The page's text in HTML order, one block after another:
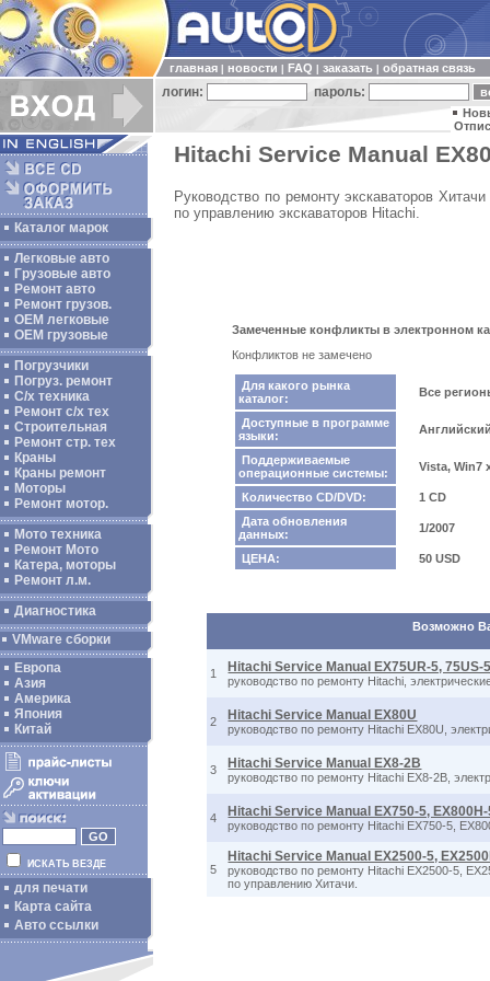
главная новости FAQ заказать обратная связь
логин: пароль:
Каталог марок
Легковые авто
Грузовые авто
Ремонт авто
Ремонт грузов.
ОЕМ легковые
OEM грузовые
Погрузчики
Погруз. ремонт
С/х техника
Ремонт с/х тех
Строительная
Ремонт стр. тех
Краны
Краны ремонт
Моторы
Ремонт мотор.
Мото техника
Ремонт Мото
Катера, моторы
Ремонт л.м.
Диагностика
VMware сборки
Европа
Азия
Америка
Япония
Китай
ИСКАТЬ ВЕЗДЕ
для печати
Карта сайта
Авто ссылки
Hitachi Service Manual
Руководство по ремонту экскаваторов
по управлению экскаваторов Hitachi.
Замеченные конфликты в электронном
Конфликтов не замечено
Для какого рынка
каталог:
Все
Доступные в программе
языки:
Поддерживаемые
операционные системы:
Vista, Win7
Количество CD/DVD:
1 CD
Дата обновления
данных:
1/2007
ЦЕНА: 50 USD
Возможно
1 Hitachi Service Manual EX75UR-5, 75US-
руководство по ремонту Hitachi,
2 Hitachi Service Manual EX80U
руководство по ремонту Hitachi EX80U,
3 Hitachi Service Manual EX8-2B
руководство по ремонту Hitachi EX8-2B,
4 Hitachi Service Manual EX750-5,
руководство по ремонту Hitachi EX750-5,
5
Hitachi Service Manual EX2500-5,
руководство по ремонту Hitachi EX2500-5,
по управлению Хитачи.